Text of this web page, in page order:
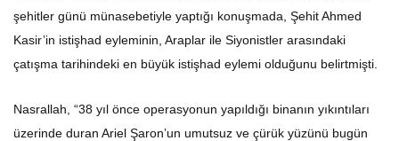
şehitler günü münasebetiyle yaptığı konuşmada, Şehit Ahmed
Kasir’in istişhad eyleminin, Araplar ile Siyonistler arasındaki
çatışma tarihindeki en büyük istişhad eylemi olduğunu belirtmişti.
Nasrallah, “38 yıl önce operasyonun yapıldığı binanın yıkıntıları
üzerinde duran Ariel Şaron’un umutsuz ve çürük yüzünü bugün